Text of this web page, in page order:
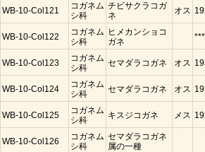
WB-10-Col121
コガネム
シ科
チビサクラコガ
ネ
オス
WB-10-Col122
コガネム
シ科
ヒメカンショコ
ガネ
WB-10-Col123
コガネム
シ科
セマダラコガネ オス
WB-10-Col124
コガネム
シ科
セマダラコガネ オス
WB-10-Col125
コガネム
シ科
キスジコガネ メス
WB-10-Col126
コガネム
シ科
セマダラコガネ
属の一種